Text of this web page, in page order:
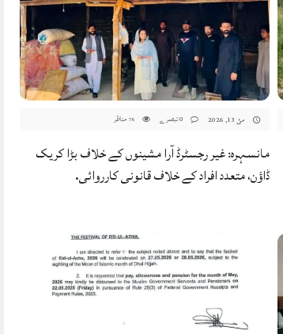
مئ 13, 2026 76 مناظر
مانسہرہ: غیر رجسٹرڈ آرا مشینوں کے خلاف بڑا کریک
ڈاؤن، متعدد افراد کے خلاف قانونی کارروائی.